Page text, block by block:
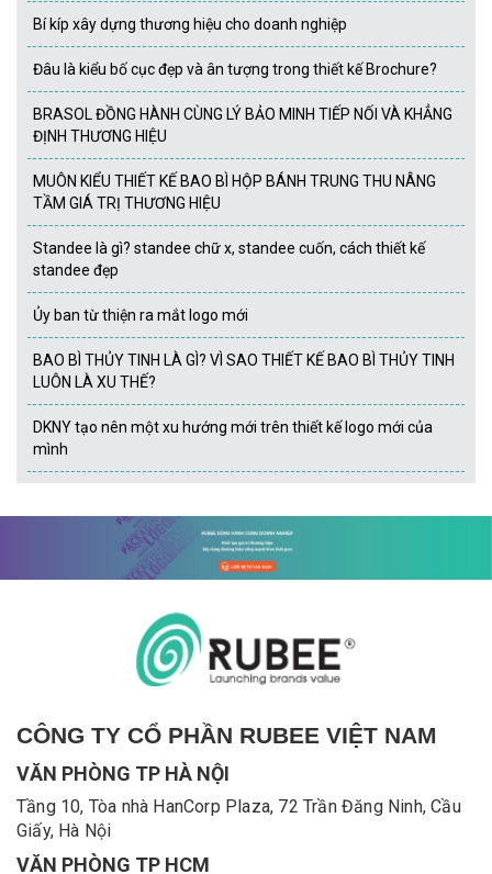
Bí kíp xây dựng thương hiệu cho doanh nghiệp
Đâu là kiểu bố cục đẹp và ân tượng trong thiết kế Brochure?
BRASOL ĐỒNG HÀNH CÙNG LÝ BẢO MINH TIẾP NỐI VÀ KHẲNG
ĐỊNH THƯƠNG HIỆU
MUÔN KIỂU THIẾT KẾ BAO BÌ HỘP BÁNH TRUNG THU NÂNG
TẦM GIÁ TRỊ THƯƠNG HIỆU
Standee là gì? standee chữ x, standee cuốn, cách thiết kế
standee đẹp
Ủy ban từ thiện ra mắt logo mới
BAO BÌ THỦY TINH LÀ GÌ? VÌ SAO THIẾT KẾ BAO BÌ THỦY TINH
LUÔN LÀ XU THẾ?
DKNY tạo nên một xu hướng mới trên thiết kế logo mới của
mình
CÔNG TY CỔ PHẦN RUBEE VIỆT NAM
VĂN PHÒNG TP HÀ NỘI
Tầng 10, Tòa nhà HanCorp Plaza, 72 Trần Đăng Ninh, Cầu
Giấy, Hà Nội
VĂN PHÒNG TP HCM